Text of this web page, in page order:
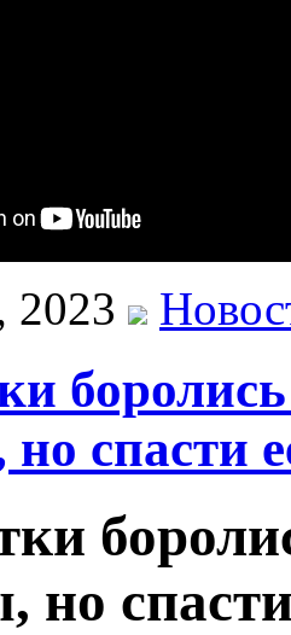
2023
спасти
спасти